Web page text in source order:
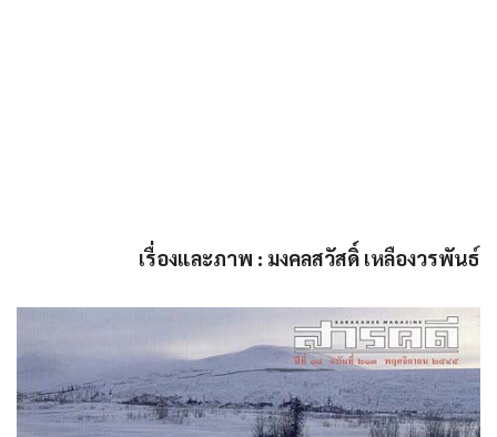
เรื่องและภาพ : มงคลสวัสดิ์ เหลืองวรพันธ์